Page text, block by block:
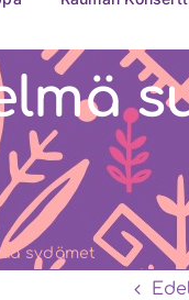
sydämet